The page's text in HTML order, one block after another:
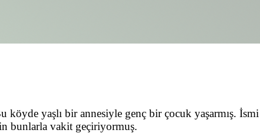
köyde yaşlı bir annesiyle genç bir çocuk yaşarmış.
bunlarla vakit geçiriyormuş.